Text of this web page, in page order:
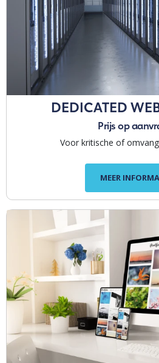
DEDICATED
Prijs op
Voor kritische of
MEER